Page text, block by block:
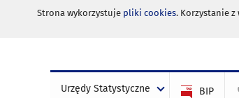
Strona wykorzystuje pliki cookies. Korzystanie z
Urzędy Statystyczne BIP